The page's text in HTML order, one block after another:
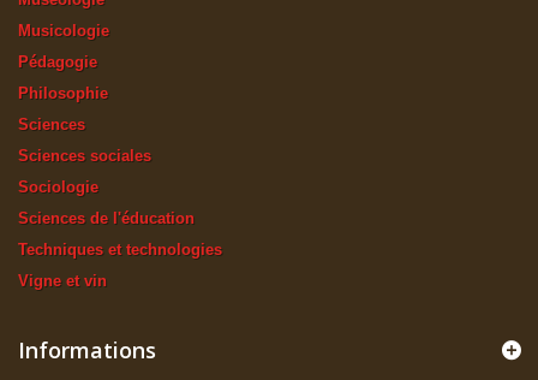
Musicologie
Pédagogie
Philosophie
Sciences
Sciences sociales
Sociologie
Sciences de l'éducation
Techniques et technologies
Vigne et vin
Informations